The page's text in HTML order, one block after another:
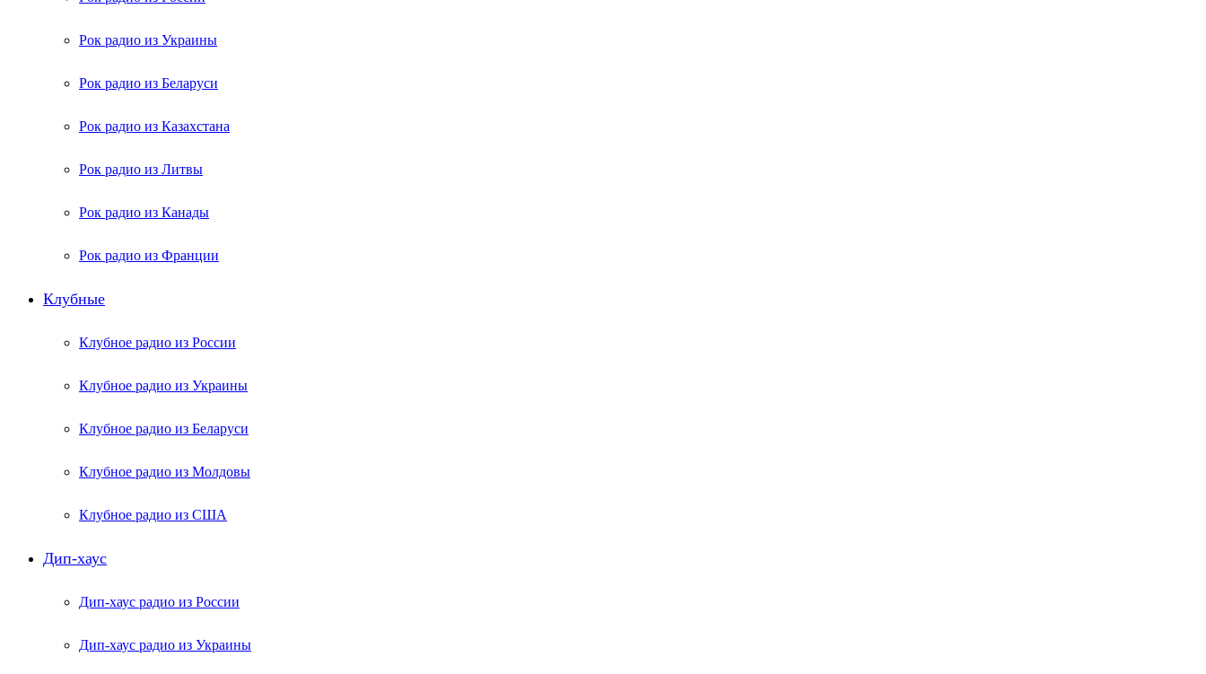
Рок радио из Украины
Рок радио из Беларуси
Рок радио из Казахстана
Рок радио из Литвы
Рок радио из Канады
Рок радио из Франции
Клубные
Клубное радио из России
Клубное радио из Украины
Клубное радио из Беларуси
Клубное радио из Молдовы
Клубное радио из США
Дип-хаус
Дип-хаус радио из России
Дип-хаус радио из Украины